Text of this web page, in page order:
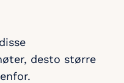
desto større